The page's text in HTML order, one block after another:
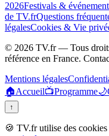
2026Festivals &
de TV.frQuestions
légalesCookies & Vie
© 2026 TV.fr — Tous
référence en France.
Mentions légales
🏠Accueil📺Programme🌙
↑
🍪 TV.fr utilise des